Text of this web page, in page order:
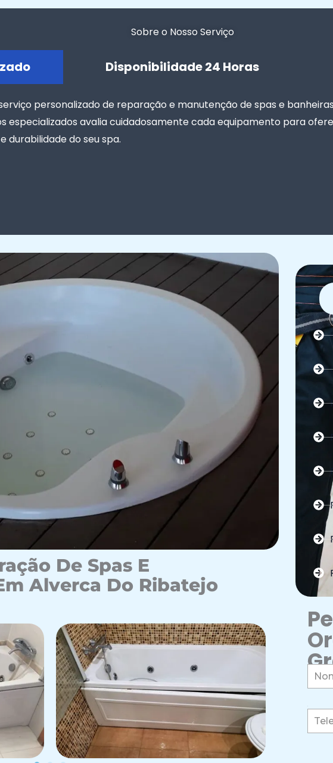
Sobre o Nosso Serviço
Disponibilidade 24 Horas
personalizado de reparação e manutenção de spas e
especializados avalia cuidadosamente cada equipamento para
durabilidade do seu spa.
De Spas E
Alverca Do Ribatejo